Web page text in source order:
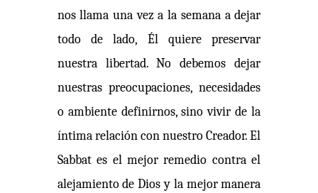
nos llama una vez a la semana a dejar
todo de lado, Él quiere preservar
nuestra libertad. No debemos dejar
nuestras preocupaciones, necesidades
o ambiente definirnos, sino vivir de la
íntima relación con nuestro Creador. El
Sabbat es el mejor remedio contra el
alejamiento de Dios y la mejor manera